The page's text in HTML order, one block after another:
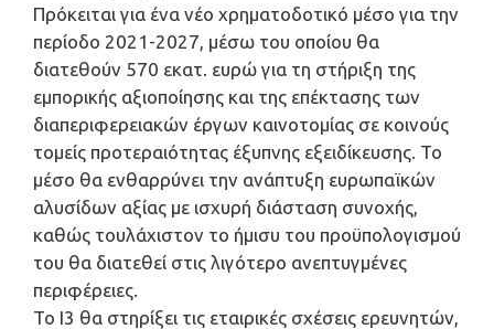
Πρόκειται για ένα νέο χρηματοδοτικό μέσο για την
περίοδο 2021-2027, μέσω του οποίου θα
διατεθούν 570 εκατ. ευρώ για τη στήριξη της
εμπορικής αξιοποίησης και της επέκτασης των
διαπεριφερειακών έργων καινοτομίας σε κοινούς
τομείς προτεραιότητας έξυπνης εξειδίκευσης. Το
μέσο θα ενθαρρύνει την ανάπτυξη ευρωπαϊκών
αλυσίδων αξίας με ισχυρή διάσταση συνοχής,
καθώς τουλάχιστον το ήμισυ του προϋπολογισμού
του θα διατεθεί στις λιγότερο ανεπτυγμένες
περιφέρειες.
Το I3 θα στηρίξει τις εταιρικές σχέσεις ερευνητών,